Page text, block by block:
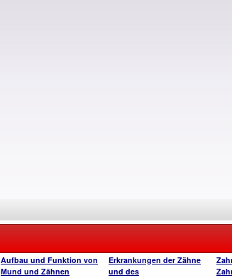
Aufbau und Funktion von
Mund und Zähnen
Erkrankungen der Zähne
und des